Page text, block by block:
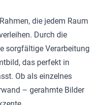
, die jedem Raum
Durch die
sorgfältige Verarbeitung
das perfekt in
Ob als einzelnes
– gerahmte Bilder